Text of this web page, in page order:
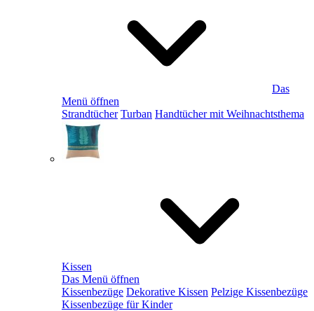
Das
Menü öffnen
Strandtücher Turban Handtücher mit Weihnachtsthema
Kissen
Das Menü öffnen
Kissenbezüge Dekorative Kissen Pelzige Kissenbezüge
Kissenbezüge für Kinder